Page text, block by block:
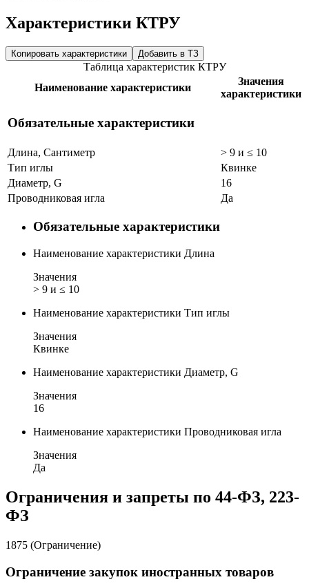
Характеристики КТРУ
Копировать характеристики Добавить в ТЗ
Таблица характеристик КТРУ
Наименование характеристики
Значения
характеристики
Обязательные характеристики
Длина, Сантиметр
> 9 и ≤ 10
Тип иглы
Квинке
Диаметр, G
16
Проводниковая игла
Да
Обязательные характеристики
Наименование характеристики Длина
Значения
> 9 и ≤ 10
Наименование характеристики Тип иглы
Значения
Квинке
Наименование характеристики Диаметр, G
Значения
16
Наименование характеристики Проводниковая игла
Значения
Да
Ограничения и запреты по 44-ФЗ, 223-
ФЗ
1875 (Ограничение)
Ограничение закупок иностранных товаров